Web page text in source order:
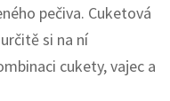
pečiva. Cuketová
si na ní
cukety, vajec a